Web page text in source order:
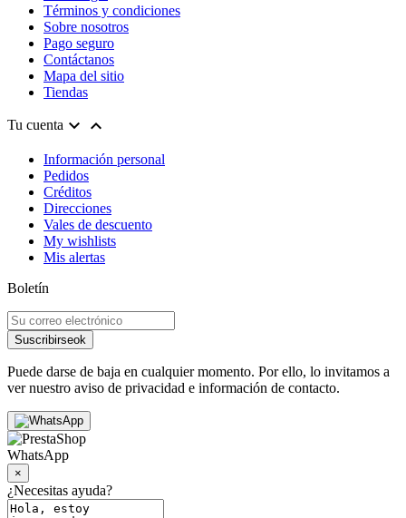
Términos y condiciones
Sobre nosotros
Pago seguro
Contáctanos
Mapa del sitio
Tiendas
Tu cuenta  
Información personal
Pedidos
Créditos
Direcciones
Vales de descuento
My wishlists
Mis alertas
Boletín
Suscribirseok
Puede darse de baja en cualquier momento. Por ello, lo invitamos a
ver nuestro aviso de privacidad e información de contacto.
WhatsApp
×
¿Necesitas ayuda?